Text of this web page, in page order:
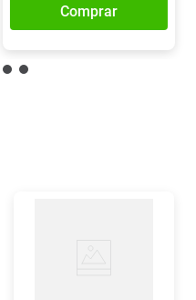
Comprar